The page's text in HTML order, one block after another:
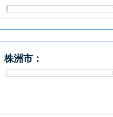
株洲市：